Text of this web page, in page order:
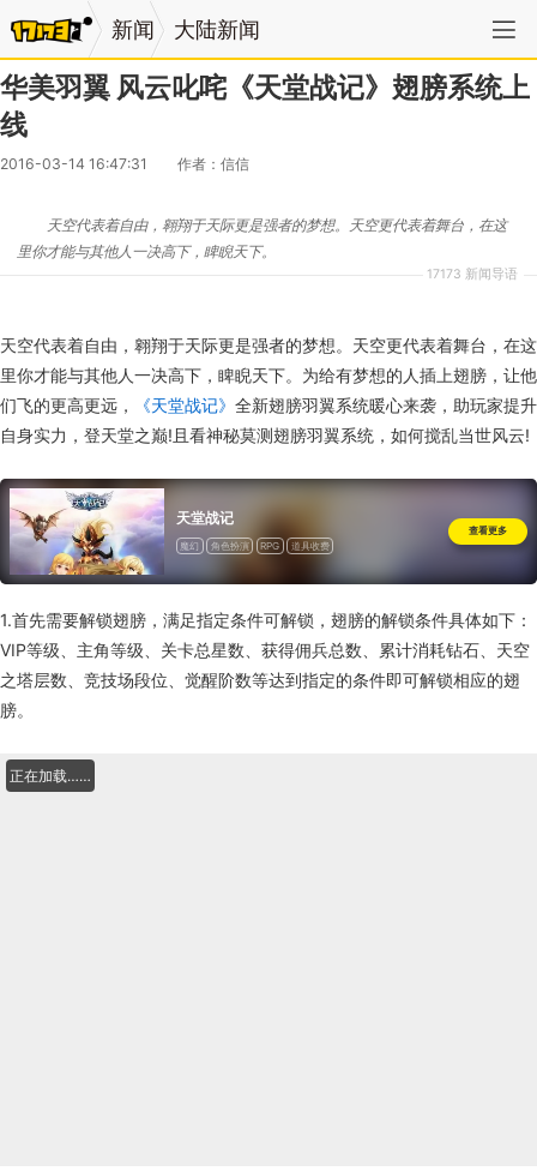
新闻 大陆新闻
华美羽翼 风云叱咤《天堂战记》翅膀系统上
线
2016-03-14 16:47:31 作者：信信
17173 新闻导语
天空代表着自由，翱翔于天际更是强者的梦想。天空更代表着舞台，在这
里你才能与其他人一决高下，睥睨天下。
天空代表着自由，翱翔于天际更是强者的梦想。天空更代表着舞台，在这
里你才能与其他人一决高下，睥睨天下。为给有梦想的人插上翅膀，让他
们飞的更高更远，
《天堂战记》 全新翅膀羽翼系统暖心来袭，助玩家提升
自身实力，登天堂之巅!且看神秘莫测翅膀羽翼系统，如何搅乱当世风云!
天堂战记
魔幻 角色扮演 RPG 道具收费
查看更多
1.首先需要解锁翅膀，满足指定条件可解锁，翅膀的解锁条件具体如下：
VIP等级、主角等级、关卡总星数、获得佣兵总数、累计消耗钻石、天空
之塔层数、竞技场段位、觉醒阶数等达到指定的条件即可解锁相应的翅
膀。
正在加载……